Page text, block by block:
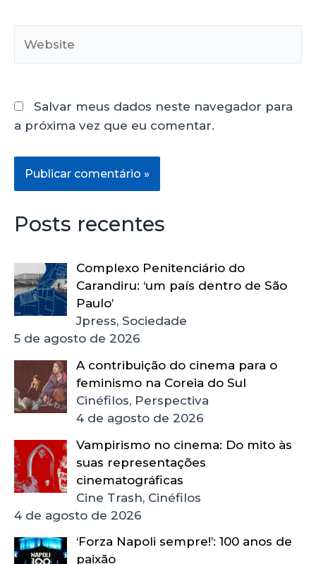
Salvar meus dados neste navegador para
a próxima vez que eu comentar.
Posts recentes
Complexo Penitenciário do
Carandiru: ‘um país dentro de São
Paulo’
Jpress, Sociedade
5 de agosto de 2026
A contribuição do cinema para o
feminismo na Coreia do Sul
Cinéfilos, Perspectiva
4 de agosto de 2026
Vampirismo no cinema: Do mito às
suas representações
cinematográficas
Cine Trash, Cinéfilos
4 de agosto de 2026
‘Forza Napoli sempre!’: 100 anos de
paixão